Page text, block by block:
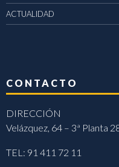
ACTUALIDAD
CONTACTO
DIRECCIÓN
Velázquez, 64 – 3ª Planta
TEL: 91 411 72 11